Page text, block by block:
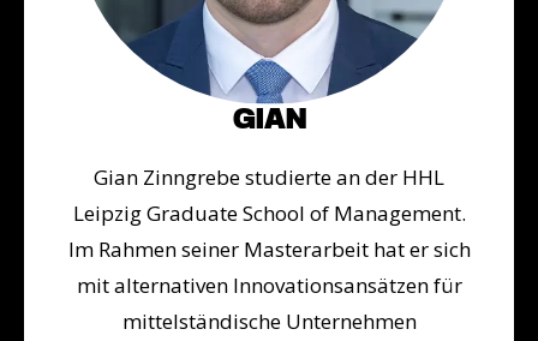
GIAN
Gian Zinngrebe studierte an der HHL
Leipzig Graduate School of Management.
Im Rahmen seiner Masterarbeit hat er sich
mit alternativen Innovationsansätzen für
mittelständische Unternehmen